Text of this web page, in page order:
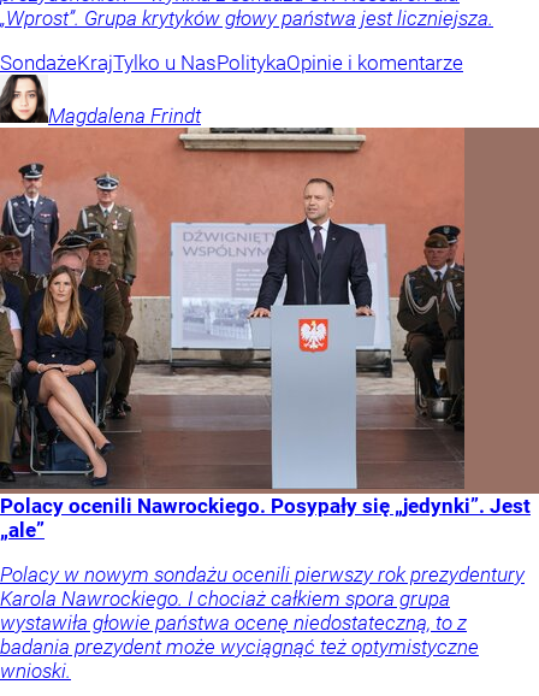
„Wprost”. Grupa krytyków głowy państwa jest liczniejsza.
SondażeKrajTylko u NasPolitykaOpinie i komentarze
Magdalena Frindt
Polacy ocenili Nawrockiego. Posypały się „jedynki”. Jest
„ale”
Polacy w nowym sondażu ocenili pierwszy rok prezydentury
Karola Nawrockiego. I chociaż całkiem spora grupa
wystawiła głowie państwa ocenę niedostateczną, to z
badania prezydent może wyciągnąć też optymistyczne
wnioski.